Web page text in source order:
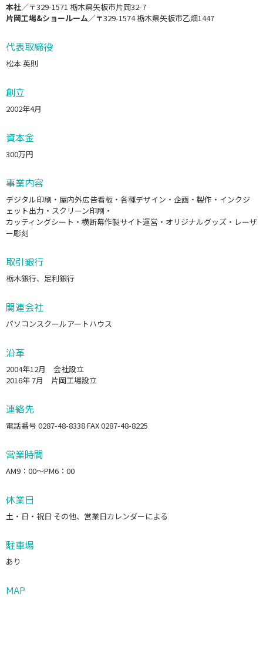
本社／〒329-1571 栃木県矢板市片岡32-7
片岡工場&ショールーム／〒329-1574 栃木県矢板市乙畑1447
代表取締役
松本 英則
創立
2002年4月
資本金
300万円
事業内容
デジタル印刷・屋内外広告看板・各種デザイン・企画・製作・インクジ
ェット出力・スクリーン印刷・
カッティングシート・横断幕作製サイト運営・オリジナルグッズ・レーザ
ー彫刻
取引銀行
栃木銀行、足利銀行
関連会社
パソコンスクールアートハウス
沿革
2004年12月 会社設立
2016年 7月 片岡工場設立
連絡先
電話番号 0287-48-8338 FAX 0287-48-8225
営業時間
AM9：00～PM6：00
休業日
土・日・祝日 その他、営業日カレンダーによる
駐車場
あり
MAP